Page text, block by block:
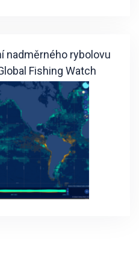
nadměrného rybolovu
Fishing Watch